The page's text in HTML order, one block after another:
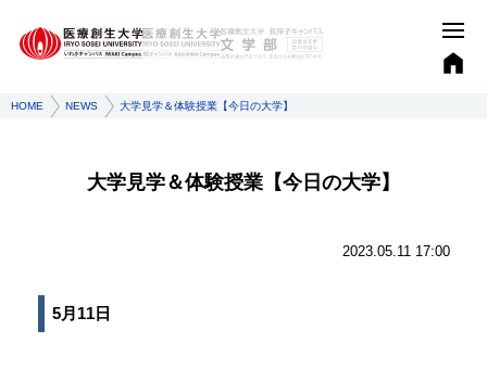
HOME NEWS 大学見学＆体験授業【今日の大学】
大学見学＆体験授業【今日の大学】
2023.05.11 17:00
5月11日